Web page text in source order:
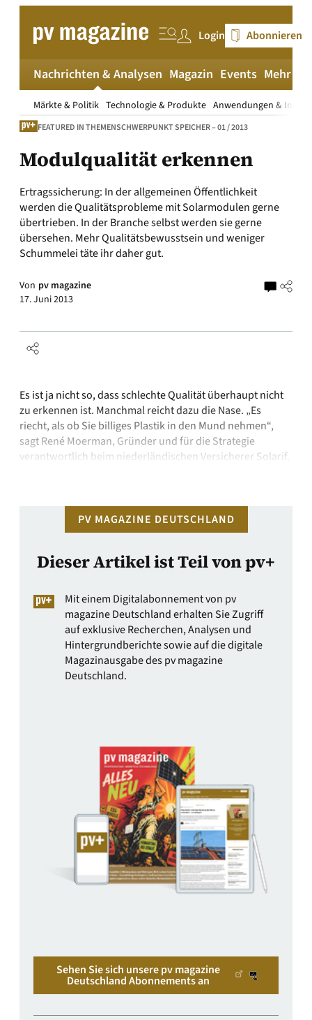
springen
Login Abonnieren
Nachrichten & Analysen
Märkte & Politik Technologie & Produkte Anwendungen &
Magazin Events Mehr
FEATURED IN THEMENSCHWERPUNKT SPEICHER – 01 / 2013
Modulqualität erkennen
Ertragssicherung: In der allgemeinen Öffentlichkeit
werden die Qualitätsprobleme mit Solarmodulen gerne
übertrieben. In der Branche selbst werden sie gerne
übersehen. Mehr Qualitätsbewusstsein und weniger
Schummelei täte ihr daher gut.
Von pv magazine
17. Juni 2013
Es ist ja nicht so, dass schlechte Qualität überhaupt nicht
zu erkennen ist. Manchmal reicht dazu die Nase. „Es
riecht, als ob Sie billiges Plastik in den Mund nehmen“,
sagt René Moerman, Gründer und für die Strategie
verantwortlich beim niederländischen Versicherer Solarif.
PV MAGAZINE DEUTSCHLAND
Dieser Artikel ist Teil von pv+
Mit einem Digitalabonnement von pv
magazine Deutschland erhalten Sie Zugriff
auf exklusive Recherchen, Analysen und
Hintergrundberichte sowie auf die digitale
Magazinausgabe des pv magazine
Deutschland.
Sehen Sie sich unsere pv magazine
Deutschland Abonnements an